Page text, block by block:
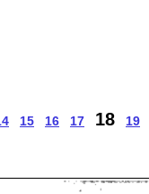
15 16 17 18 19